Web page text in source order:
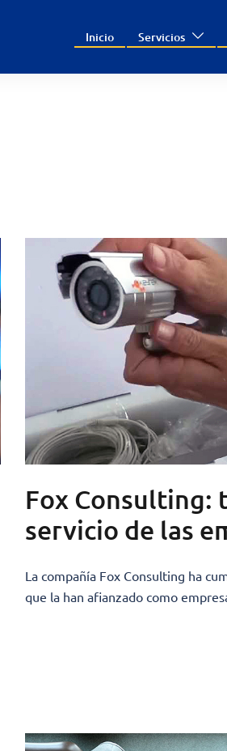
Inicio Servicios
Fox Consulting:
servicio de las
La compañía Fox Consulting ha
que la han afianzado como